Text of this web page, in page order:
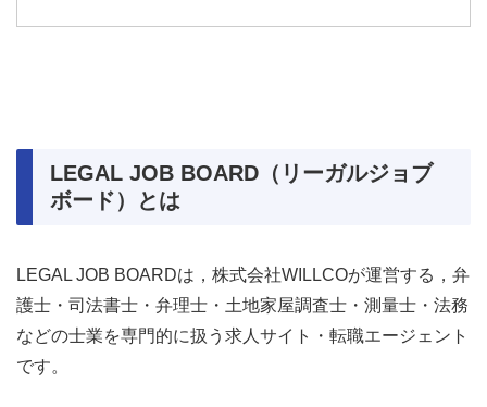
LEGAL JOB BOARD（リーガルジョブ
ボード）とは
LEGAL JOB BOARDは，株式会社WILLCOが運営する，弁
護士・司法書士・弁理士・土地家屋調査士・測量士・法務
などの士業を専門的に扱う求人サイト・転職エージェント
です。